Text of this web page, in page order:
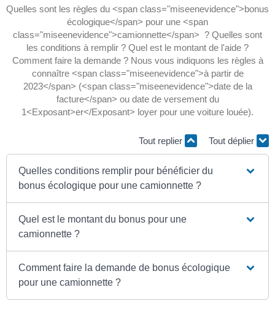
Quelles sont les règles du <span class="miseenevidence">bonus
écologique</span> pour une <span
class="miseenevidence">camionnette</span> ? Quelles sont
les conditions à remplir ? Quel est le montant de l'aide ?
Comment faire la demande ? Nous vous indiquons les règles à
connaître <span class="miseenevidence">à partir de
2023</span> (<span class="miseenevidence">date de la
facture</span> ou date de versement du
1<Exposant>er</Exposant> loyer pour une voiture louée).
Tout replier Tout déplier
Quelles conditions remplir pour bénéficier du
bonus écologique pour une camionnette ?
Quel est le montant du bonus pour une
camionnette ?
Comment faire la demande de bonus écologique
pour une camionnette ?